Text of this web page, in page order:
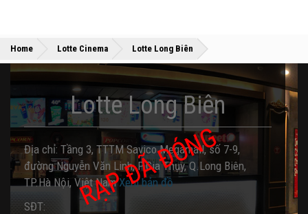
Home »
Lotte Cinema »
Lotte Long Biên
Lotte Long Biên
Địa chỉ: Tầng 3, TTTM Savico Megamall, số 7-9,
đường Nguyễn Văn Linh, P.Gia Thụy, Q.Long Biên,
TP.Hà Nội, Việt NamXem bản đồ
SĐT:
RẠP ĐÃ ĐÓNG